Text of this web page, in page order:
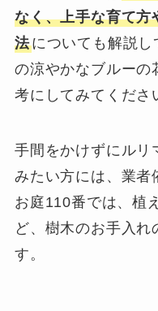
なく、上手な育て方
法についても解説し
の涼やかなブルーの
考にしてみてくださ
手間をかけずにルリ
みたい方には、業者
お庭110番では、植
ど、樹木のお手入れ
す。